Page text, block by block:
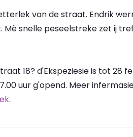
van de straat. Endrik
Mè snelle peseelstreke zet ij
18? d'Ekspeziesie is tot 28
uur g'opend. Meer
.